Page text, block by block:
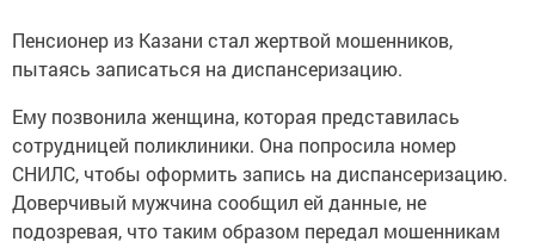
Пенсионер из Казани стал жертвой мошенников,
пытаясь записаться на диспансеризацию.
Ему позвонила женщина, которая представилась
сотрудницей поликлиники. Она попросила номер
СНИЛС, чтобы оформить запись на диспансеризацию.
Доверчивый мужчина сообщил ей данные, не
подозревая, что таким образом передал мошенникам